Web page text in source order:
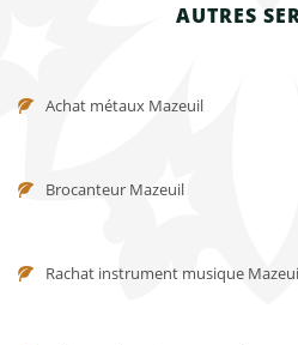
AUTRES
Achat métaux Mazeuil
Brocanteur Mazeuil
Rachat instrument musique